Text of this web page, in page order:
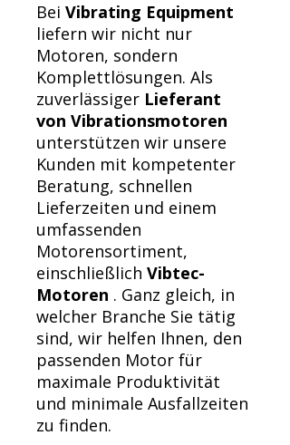
Bei Vibrating Equipment
liefern wir nicht nur
Motoren, sondern
Komplettlösungen. Als
zuverlässiger Lieferant
von Vibrationsmotoren
unterstützen wir unsere
Kunden mit kompetenter
Beratung, schnellen
Lieferzeiten und einem
umfassenden
Motorensortiment,
einschließlich Vibtec-
Motoren . Ganz gleich, in
welcher Branche Sie tätig
sind, wir helfen Ihnen, den
passenden Motor für
maximale Produktivität
und minimale Ausfallzeiten
zu finden.